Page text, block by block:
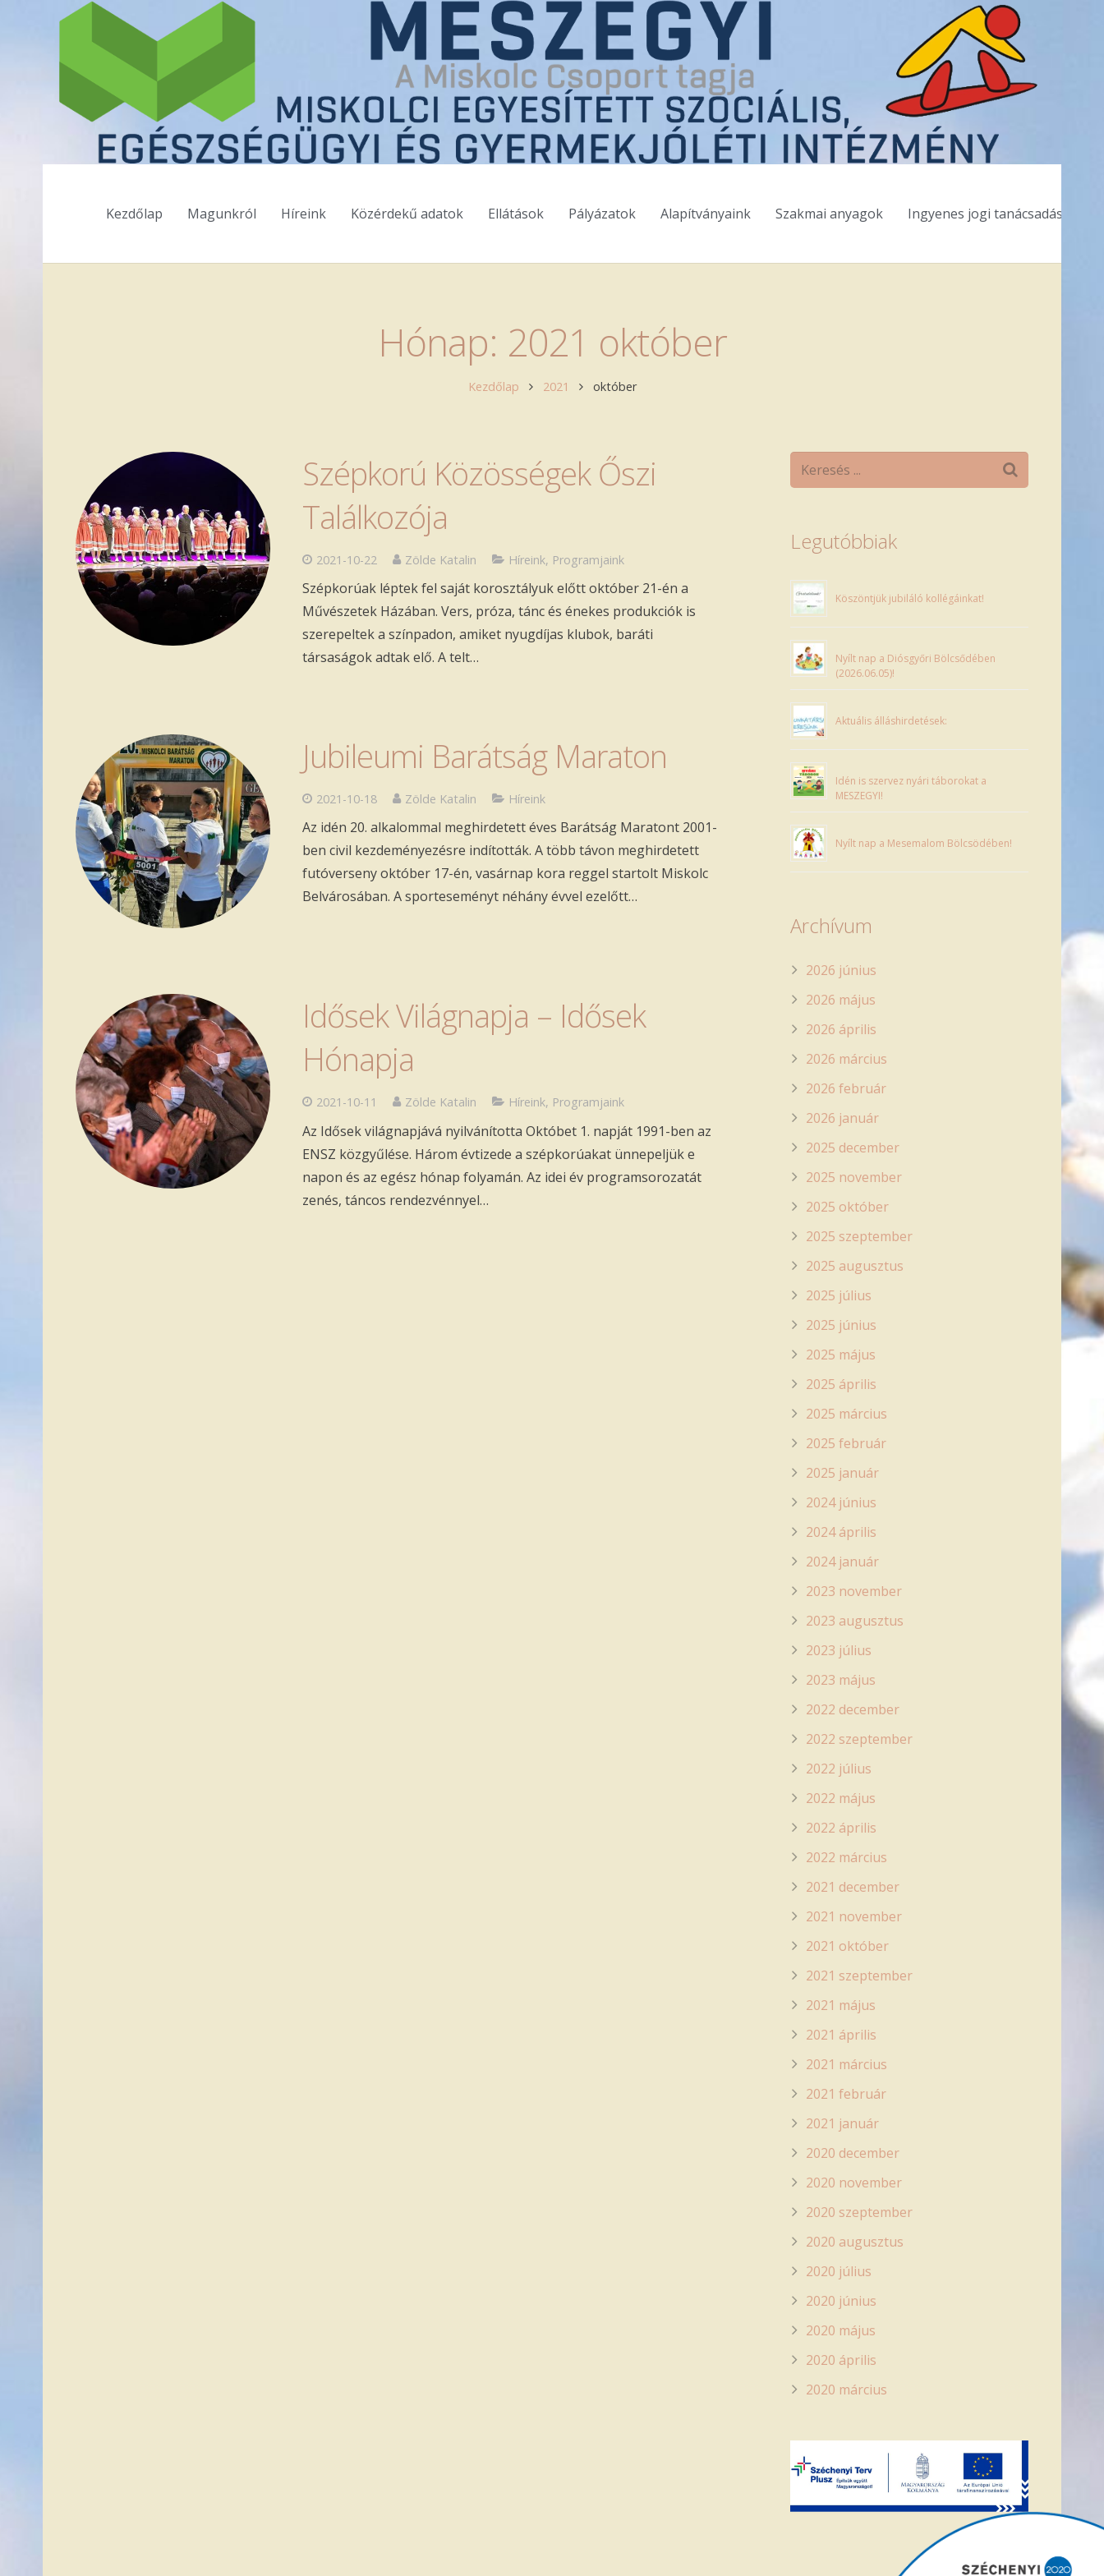
Kezdőlap Magunkról Híreink Közérdekű adatok Ellátások Pályázatok Alapítványaink Szakmai anyagok Ingyenes jogi tanácsadás
Hónap: 2021 október
Kezdőlap 2021 október
Szépkorú Közösségek Őszi
Találkozója
2021-10-22 Zölde Katalin Híreink, Programjaink
Szépkorúak léptek fel saját korosztályuk előtt október 21-én a
Művészetek Házában. Vers, próza, tánc és énekes produkciók is
szerepeltek a színpadon, amiket nyugdíjas klubok, baráti
társaságok adtak elő. A telt…
Jubileumi Barátság Maraton
2021-10-18 Zölde Katalin Híreink
Az idén 20. alkalommal meghirdetett éves Barátság Maratont 2001-
ben civil kezdeményezésre indították. A több távon meghirdetett
futóverseny október 17-én, vasárnap kora reggel startolt Miskolc
Belvárosában. A sporteseményt néhány évvel ezelőtt…
Idősek Világnapja – Idősek
Hónapja
2021-10-11 Zölde Katalin Híreink, Programjaink
Az Idősek világnapjává nyilvánította Októbet 1. napját 1991-ben az
ENSZ közgyűlése. Három évtizede a szépkorúakat ünnepeljük e
napon és az egész hónap folyamán. Az idei év programsorozatát
zenés, táncos rendezvénnyel…
Legutóbbiak
Köszöntjük jubiláló kollégáinkat!
Nyílt nap a Diósgyőri Bölcsődében
(2026.06.05)!
Aktuális álláshirdetések:
Idén is szervez nyári táborokat a
MESZEGYI!
Nyílt nap a Mesemalom Bölcsödében!
Archívum
2026 június
2026 május
2026 április
2026 március
2026 február
2026 január
2025 december
2025 november
2025 október
2025 szeptember
2025 augusztus
2025 július
2025 június
2025 május
2025 április
2025 március
2025 február
2025 január
2024 június
2024 április
2024 január
2023 november
2023 augusztus
2023 július
2023 május
2022 december
2022 szeptember
2022 július
2022 május
2022 április
2022 március
2021 december
2021 november
2021 október
2021 szeptember
2021 május
2021 április
2021 március
2021 február
2021 január
2020 december
2020 november
2020 szeptember
2020 augusztus
2020 július
2020 június
2020 május
2020 április
2020 március